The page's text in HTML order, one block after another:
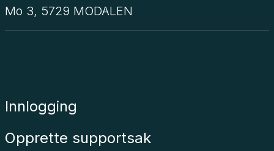
Mo 3, 5729 MODALEN
Innlogging
Opprette supportsak